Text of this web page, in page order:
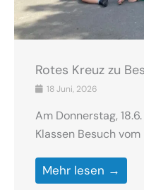
Rotes Kreuz zu
18 Juni, 2026
Am Donnerstag,
Klassen Besuch vom
Mehr lesen →